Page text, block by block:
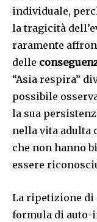
individuale,
la tragicità
raramente
delle
“Asia respira”
possibile
la sua
nella vita adulta
che non hanno
essere
La ripetizione di
formula di auto-